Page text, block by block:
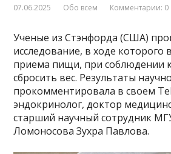
07.06.2025 Обо всем Комментарии: 0
Ученые из Стэнфорда (США)
исследование, в ходе которого
приема пищи, при соблюдении
сбросить вес. Результаты
прокомментировала в своем
эндокринолог, доктор
старший научный сотрудник
Ломоносова Зухра Павлова.